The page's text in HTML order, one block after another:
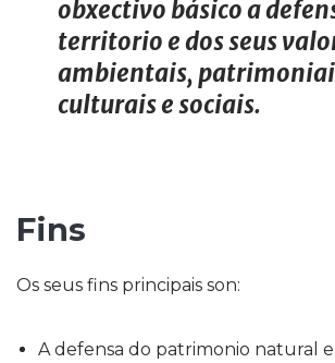
obxectivo básico a
territorio e dos seus
ambientais,
culturais e sociais.
Fins
Os seus fins principais son:
A defensa do patrimonio natural